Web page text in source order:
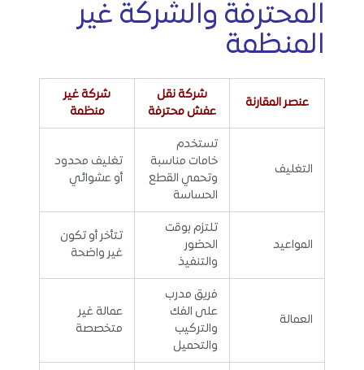
المحترفة والشركة غير
المنظمة
عنصر المقارنة
شركة نقل
عفش محترفة
شركة غير
منظمة
التغليف
تستخدم
خامات مناسبة
وتحمي القطع
الحساسة
تغليف محدود
أو عشوائي
المواعيد
تلتزم بوقت
الحضور
والتنفيذ
تتأخر أو تكون
غير واضحة
العمالة
فريق مدرب
على الفك
والتركيب
والتحميل
عمالة غير
متخصصة